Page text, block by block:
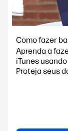
Como fazer
Aprenda a
iTunes
Proteja seus